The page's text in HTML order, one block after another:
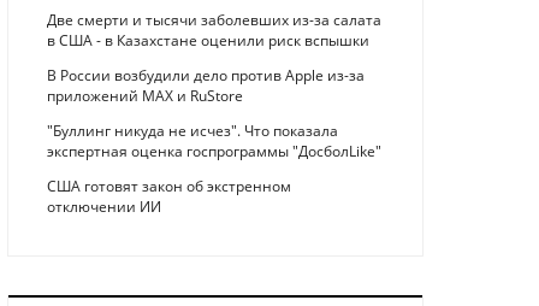
Две смерти и тысячи заболевших из-за салата
в США - в Казахстане оценили риск вспышки
В России возбудили дело против Apple из-за
приложений MAX и RuStore
"Буллинг никуда не исчез". Что показала
экспертная оценка госпрограммы "ДосболLike"
США готовят закон об экстренном
отключении ИИ